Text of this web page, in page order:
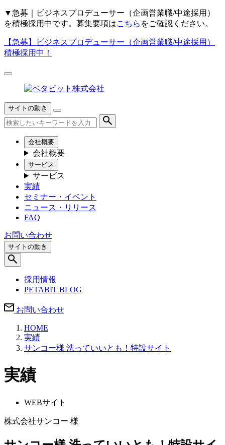
▼ 急募｜ビジネスプロデューサー（企画営業職/中途採用）
を積極採用中です。募集要項はこちら をご確認ください。
【急募】
ビジネスプロデューサー（企画営業職/中途採用）
積極採用中！
サイトの動き
会社概要
会社概要
サービス
サービス
実績
セミナー・イベント
ニュース・リリース
FAQ
お問い合わせ
サイトの動き
採用情報
PETABIT BLOG
お問い合わせ
HOME
実績
サンコー様 洗っていいとも！特設サイト
実績
WEBサイト
株式会社サンコー 様